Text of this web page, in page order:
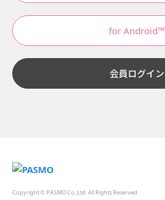
for Android™
会員ログイン
Copyright © PASMO Co.,Ltd. All Rights Reserved.